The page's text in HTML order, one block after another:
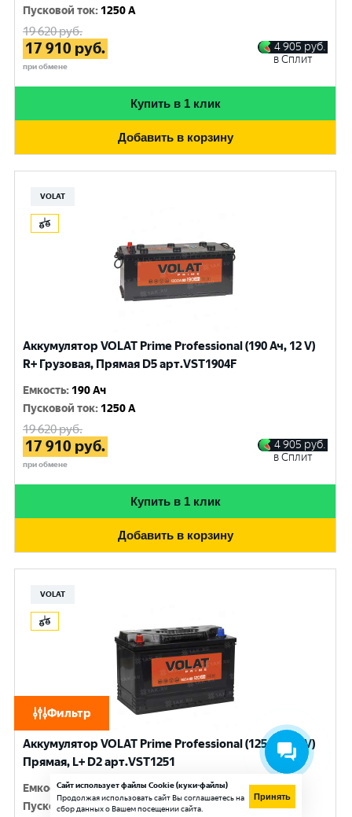
Фильтр
Пусковой ток: 1250 A
19 620руб.
17 910 руб.
при обмене
4 905 руб.
в Сплит
Купить в 1 клик
Добавить в корзину
VOLAT
Аккумулятор VOLAT Prime Professional (190 Ач, 12 V)
R+ Грузовая, Прямая D5 арт.VST1904F
Емкость: 190 Ач
Пусковой ток: 1250 A
19 620руб.
17 910 руб.
при обмене
4 905 руб.
в Сплит
Купить в 1 клик
Добавить в корзину
VOLAT
Аккумулятор VOLAT Prime Professional (125 Ач, 12 V)
Прямая, L+ D2 арт.VST1251
Емкость:125 Ач
Пусковой ток:950 A
Сайт использует файлы Cookie (куки-файлы)
Продолжая использовать сайт Вы соглашаетесь на
сбор данных о Вашем посещении сайта.
Принять